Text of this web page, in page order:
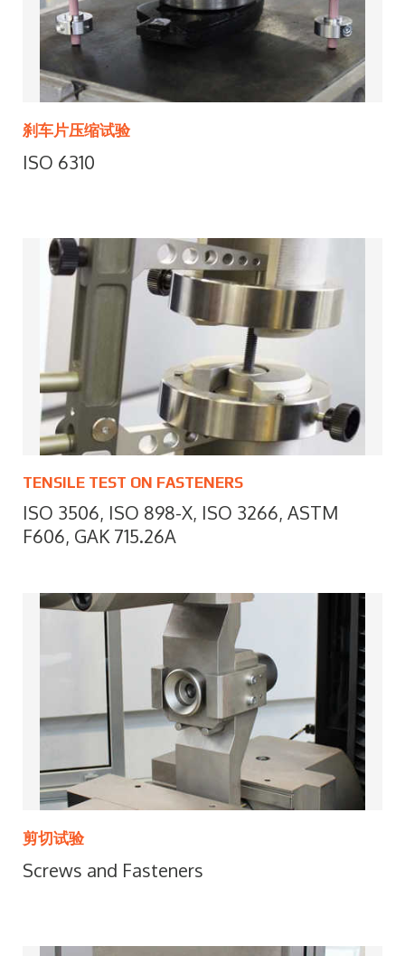
刹车片压缩试验
ISO 6310
TENSILE TEST ON FASTENERS
ISO 3506, ISO 898-X, ISO 3266, ASTM
F606, GAK 715.26A
剪切试验
Screws and Fasteners